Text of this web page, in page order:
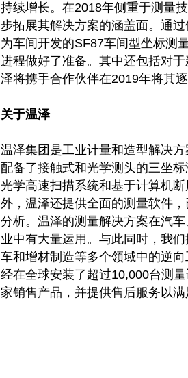
持续增长。在2018年侧重于测量
步拓展其解决方案的涵盖面。通
为车间开发的SF87车间型坐标测
进程做好了准备。其中还包括对
泽将携手合作伙伴在2019年将其
关于温泽
温泽集团是工业计量和造型解决
配备了接触式和光学测头的三坐
光学高速扫描系统和基于计算机
外，温泽还提供全面的测量软件
分析。温泽的测量解决方案在汽
业中有大量运用。与此同时，我
车和增材制造等多个领域中的逆
经在全球安装了超过10,000台测
家销售产品，并提供售后服务以